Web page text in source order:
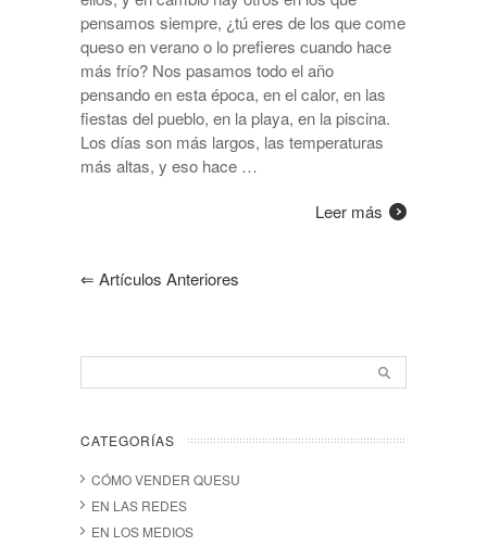
pensamos siempre, ¿tú eres de los que come
queso en verano o lo prefieres cuando hace
más frío? Nos pasamos todo el año
pensando en esta época, en el calor, en las
fiestas del pueblo, en la playa, en la piscina.
Los días son más largos, las temperaturas
más altas, y eso hace …
Leer más
⇐ Artículos Anteriores
CATEGORÍAS
CÓMO VENDER QUESU
EN LAS REDES
EN LOS MEDIOS